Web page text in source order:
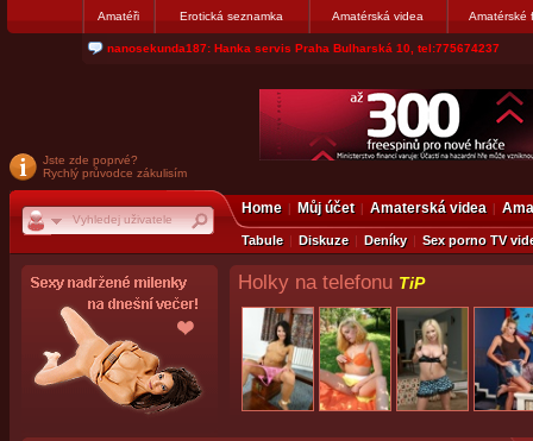
Amatéři Erotická seznamka Amatérská videa Amatérské
nanosekunda187: Hanka servis Praha Bulharská 10, tel:775674237
Jste zde poprvé?
Rychlý průvodce zákulisím
Home Můj účet Amaterská videa
Tabule Diskuze Deníky Sex porno TV
Holky na telefonu TiP